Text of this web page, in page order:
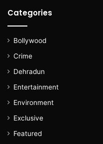
Categories
Bollywood
Crime
Dehradun
Entertainment
Environment
Exclusive
Featured